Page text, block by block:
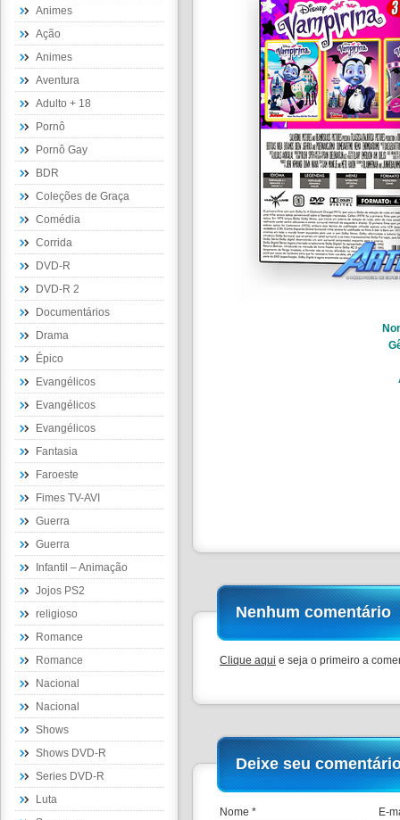
Animes
Ação
Animes
Aventura
Adulto + 18
Pornô
Pornô Gay
BDR
Coleções de Graça
Comédia
Corrida
DVD-R
DVD-R 2
Documentários
Drama
Épico
Evangélicos
Evangélicos
Evangélicos
Fantasia
Faroeste
Fimes TV-AVI
Guerra
Guerra
Infantil – Animação
Jojos PS2
religioso
Romance
Romance
Nacional
Nacional
Shows
Shows DVD-R
Series DVD-R
Luta
Nenhum comentário
Clique aqui e seja o primeiro a
Deixe seu
Nome * E-